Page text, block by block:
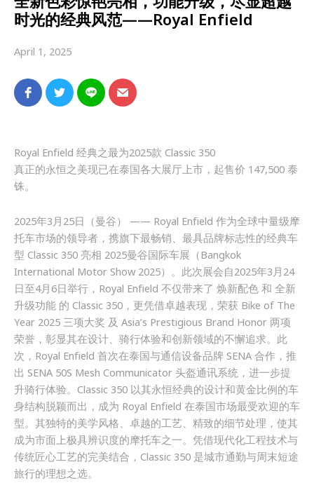
时光的经典风范——Royal Enfield
April 1, 2025
Royal Enfield 经典之最为2025款 Classic 350
真正的永恒之美现已在泰国各大展厅上市，起售价 147,500 泰
铢。
2025年3月25日（曼谷） —— Royal Enfield 作为全球中量级摩
托车市场的领导者，携旗下最畅销、最具品牌标志性的经典车
型 Classic 350 亮相 2025曼谷国际车展（Bangkok
International Motor Show 2025）。此次展会自2025年3月24
日至4月6日举行，Royal Enfield 不仅带来了 焕新配色 和 全新
升级功能 的 Classic 350，更凭借卓越表现，荣获 Bike of The
Year 2025 三项大奖 及 Asia’s Prestigious Brand Honor 两项
荣誉，彰显其在设计、骑行体验和创新领域的不懈追求。此
次，Royal Enfield 首次在泰国与通信设备品牌 SENA 合作，推
出 SENA 50S Mesh Communicator 头盔通讯系统，进一步提
升骑行体验。Classic 350 以其永恒经典的设计和黄金比例的车
身结构脱颖而出，成为 Royal Enfield 在泰国市场最受欢迎的车
型。其独特的美学风格、卓越的工艺、精致的细节处理，使其
成为市面上极具辨识度的摩托车之一。凭借现代化工程技术与
传统匠心工艺的完美结合，Classic 350 是城市通勤与周末短途
旅行的理想之选。